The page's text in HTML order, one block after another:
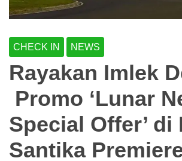
CHECK IN NEWS
Rayakan Imlek
Promo ‘Lunar
Special Offer’ di
Santika